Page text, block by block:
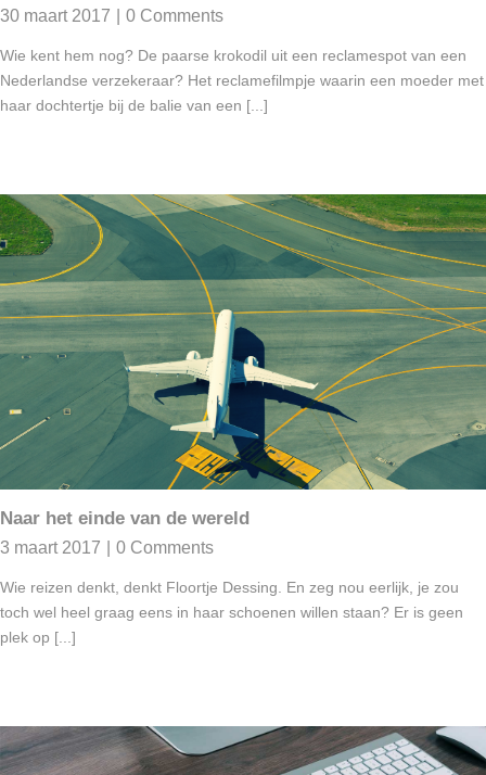
30 maart 2017 0 Comments
Wie kent hem nog? De paarse krokodil uit een reclamespot van een
Nederlandse verzekeraar? Het reclamefilmpje waarin een moeder met
haar dochtertje bij de balie van een [...]
Naar het einde van de wereld
3 maart 2017 0 Comments
Wie reizen denkt, denkt Floortje Dessing. En zeg nou eerlijk, je zou
toch wel heel graag eens in haar schoenen willen staan? Er is geen
plek op [...]